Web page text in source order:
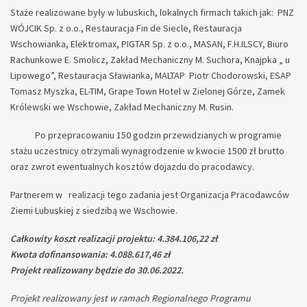
Staże realizowane były w lubuskich, lokalnych firmach takich jak: PNZ
WÓJCIK Sp. z o.o., Restauracja Fin de Siecle, Restauracja
Wschowianka, Elektromax, PIGTAR Sp. z o.o., MASAN, F.H.ILSCY, Biuro
Rachunkowe E. Smolicz, Zakład Mechaniczny M. Suchora, Knajpka „ u
Lipowego”, Restauracja Sławianka, MALTAP Piotr Chodorowski, ESAP
Tomasz Myszka, EL-TIM, Grape Town Hotel w Zielonej Górze, Zamek
Królewski we Wschowie, Zakład Mechaniczny M. Rusin.
Po przepracowaniu 150 godzin przewidzianych w programie
stażu uczestnicy otrzymali wynagrodzenie w kwocie 1500 zł brutto
oraz zwrot ewentualnych kosztów dojazdu do pracodawcy.
Partnerem w realizacji tego zadania jest Organizacja Pracodawców
Ziemi Lubuskiej z siedzibą we Wschowie.
Całkowity koszt realizacji projektu: 4.384.106,22 zł
Kwota dofinansowania: 4.088.617,46 zł
Projekt realizowany będzie do 30.06.2022.
Projekt realizowany jest w ramach Regionalnego Programu